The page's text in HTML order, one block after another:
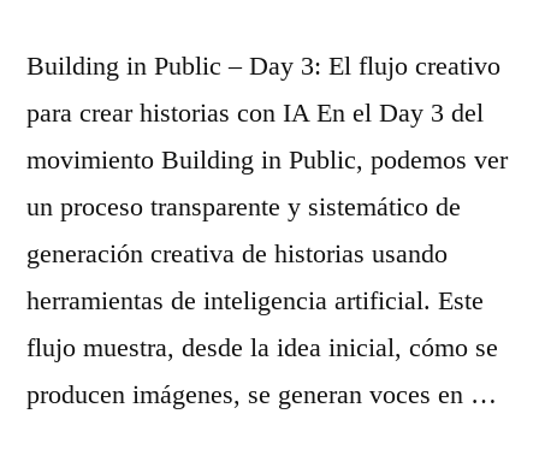
o
d
e
l
p
r
o
m
o
m
p
t
d
e
t
r
Building in Public – Day 3: El flujo creativo
para crear historias con IA En el Day 3 del
movimiento Building in Public, podemos ver
un proceso transparente y sistemático de
generación creativa de historias usando
herramientas de inteligencia artificial. Este
flujo muestra, desde la idea inicial, cómo se
producen imágenes, se generan voces en …